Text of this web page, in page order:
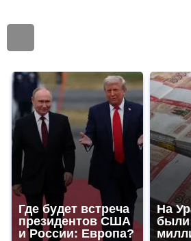
Где будет встреча
президентов США
и России: Европа?
На
были